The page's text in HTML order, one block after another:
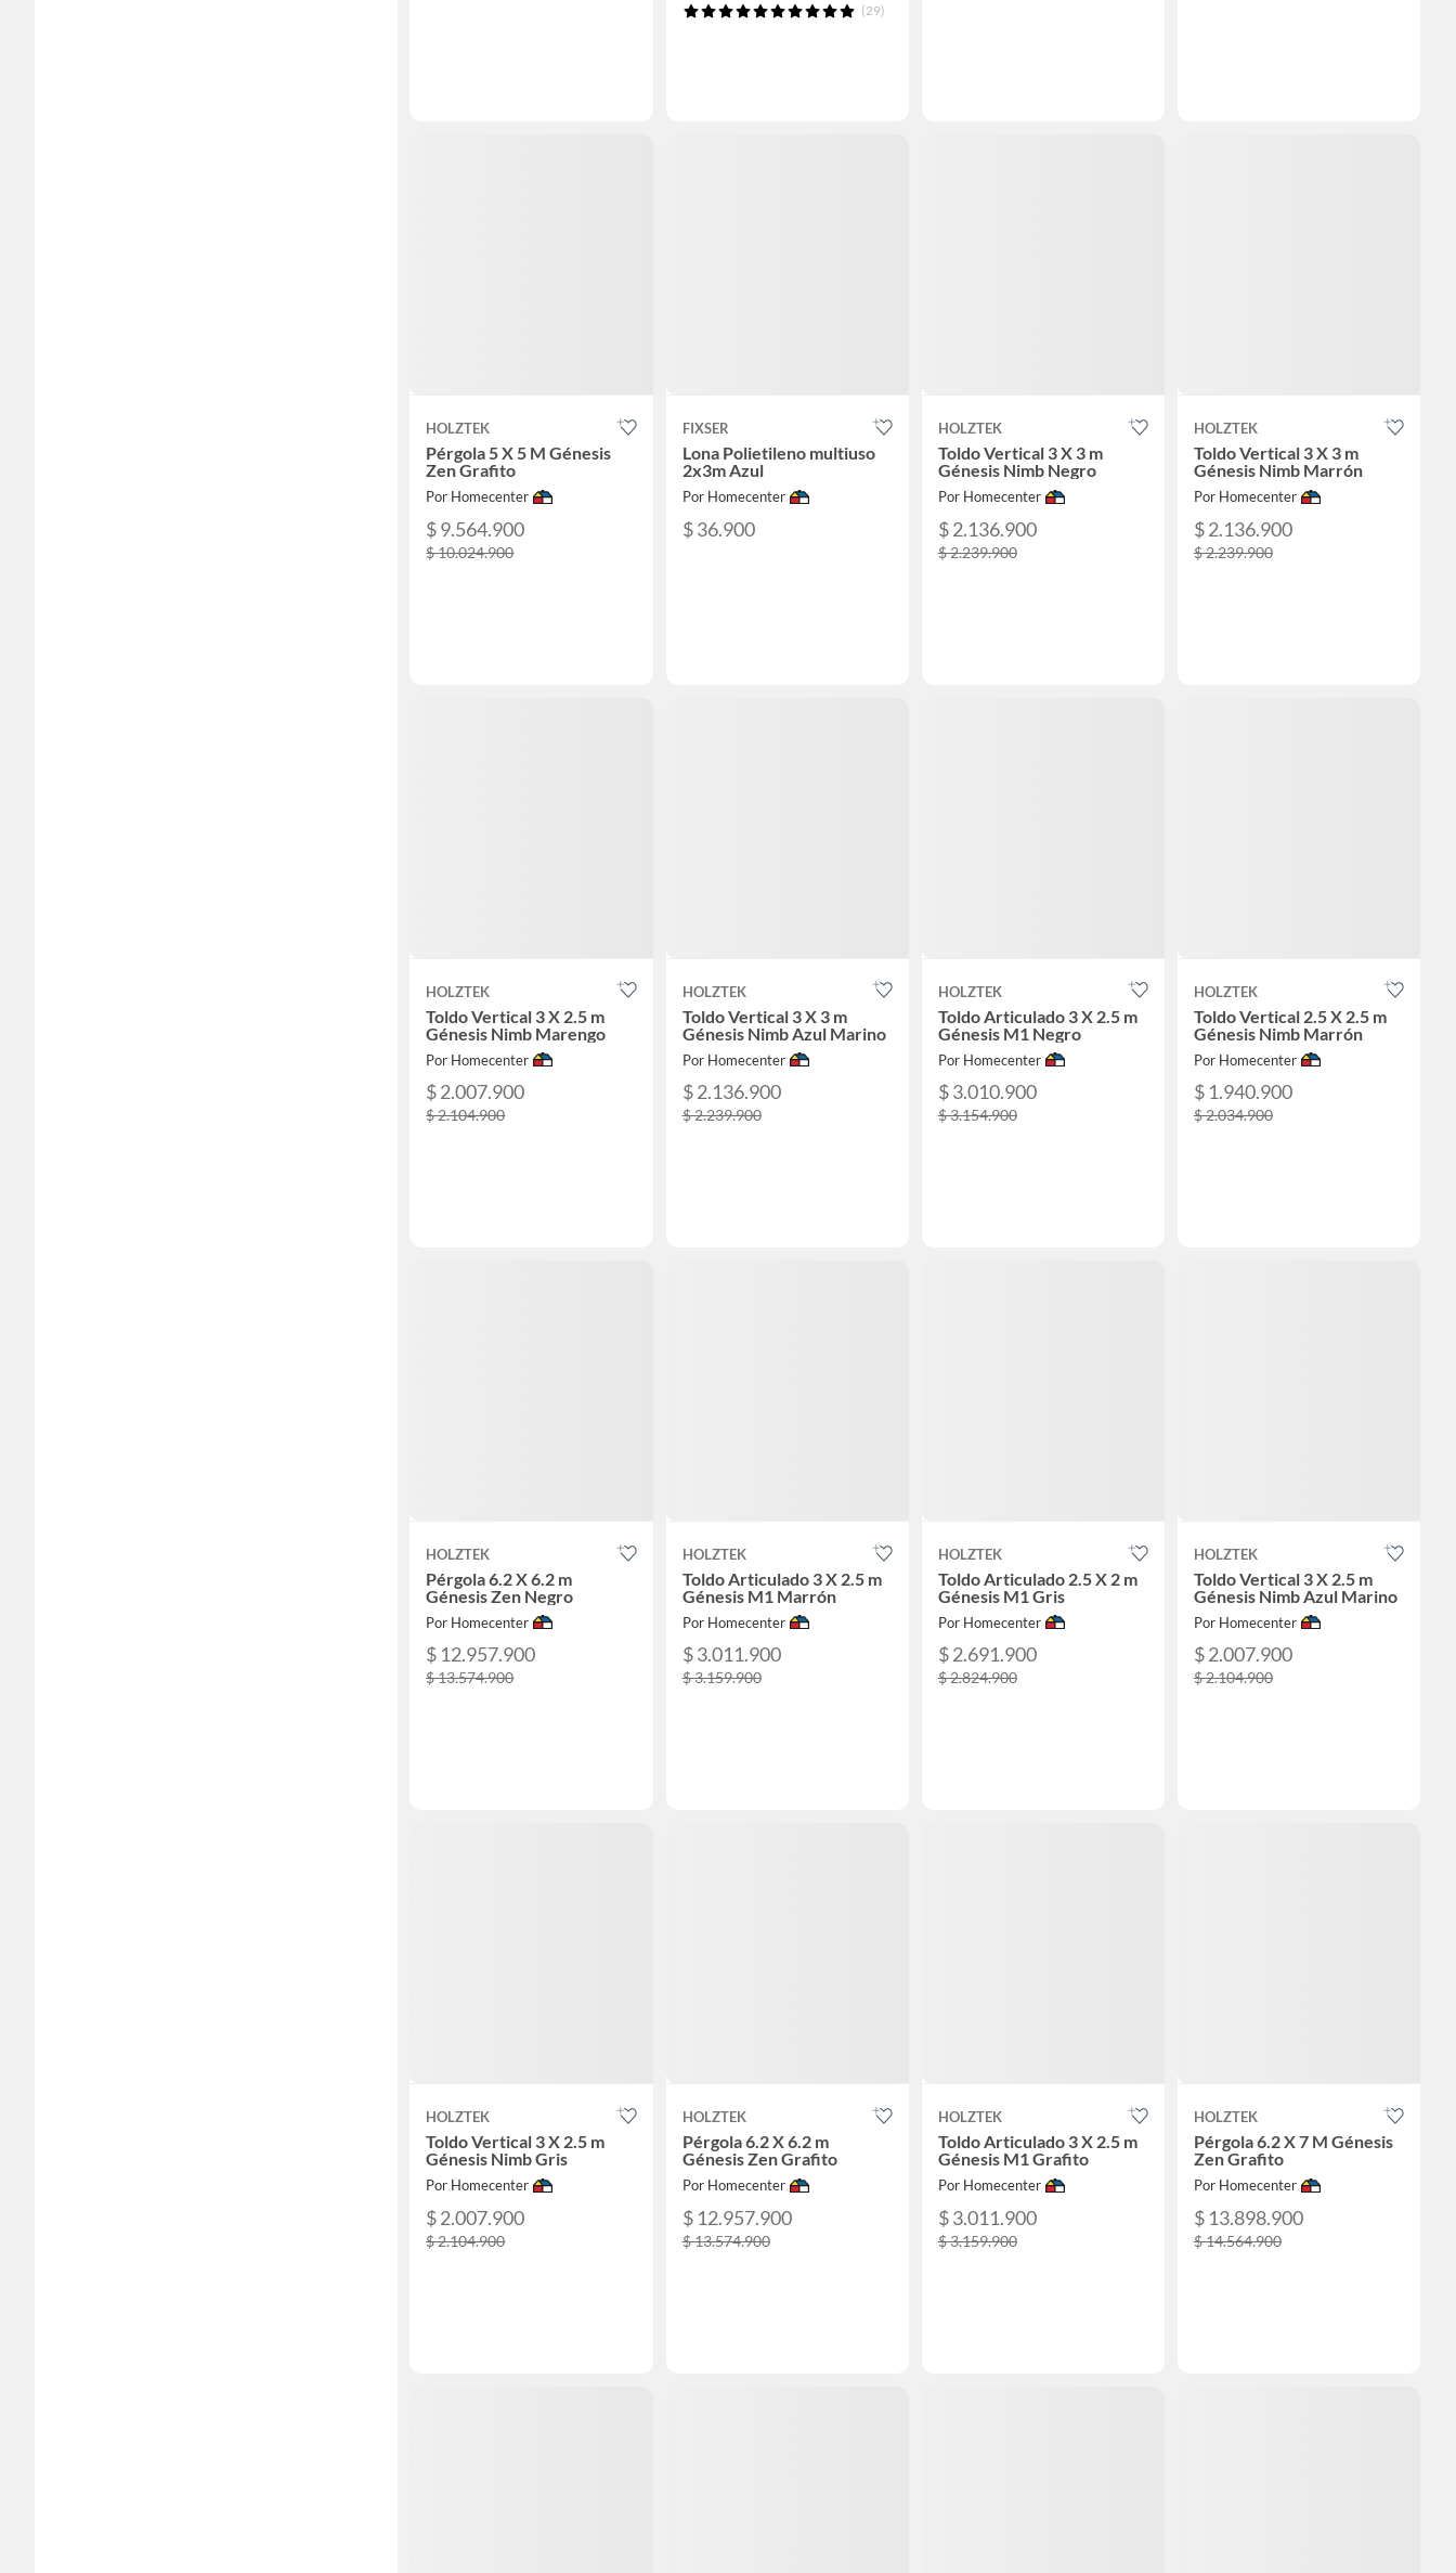
(29)
HOLZTEK
Pérgola 5 X 5 M Génesis
Zen Grafito
Por Homecenter
$ 9.564.900
$ 10.024.900
FIXSER
Lona Polietileno multiuso
2x3m Azul
Por Homecenter
$ 36.900
HOLZTEK
Toldo Vertical 3 X 3 m
Génesis Nimb Negro
Por Homecenter
$ 2.136.900
$ 2.239.900
HOLZTEK
Toldo Vertical 3 X 3 m
Génesis Nimb Marrón
Por Homecenter
$ 2.136.900
$ 2.239.900
HOLZTEK
Toldo Vertical 3 X 2.5 m
Génesis Nimb Marengo
Por Homecenter
$ 2.007.900
$ 2.104.900
HOLZTEK
Toldo Vertical 3 X 3 m
Génesis Nimb Azul Marino
Por Homecenter
$ 2.136.900
$ 2.239.900
HOLZTEK
Toldo Articulado 3 X 2.5 m
Génesis M1 Negro
Por Homecenter
$ 3.010.900
$ 3.154.900
HOLZTEK
Toldo Vertical 2.5 X 2.5 m
Génesis Nimb Marrón
Por Homecenter
$ 1.940.900
$ 2.034.900
HOLZTEK
Pérgola 6.2 X 6.2 m
Génesis Zen Negro
Por Homecenter
$ 12.957.900
$ 13.574.900
HOLZTEK
Toldo Articulado 3 X 2.5 m
Génesis M1 Marrón
Por Homecenter
$ 3.011.900
$ 3.159.900
HOLZTEK
Toldo Articulado 2.5 X 2 m
Génesis M1 Gris
Por Homecenter
$ 2.691.900
$ 2.824.900
HOLZTEK
Toldo Vertical 3 X 2.5 m
Génesis Nimb Azul Marino
Por Homecenter
$ 2.007.900
$ 2.104.900
HOLZTEK
Toldo Vertical 3 X 2.5 m
Génesis Nimb Gris
Por Homecenter
$ 2.007.900
$ 2.104.900
HOLZTEK
Pérgola 6.2 X 6.2 m
Génesis Zen Grafito
Por Homecenter
$ 12.957.900
$ 13.574.900
HOLZTEK
Toldo Articulado 3 X 2.5 m
Génesis M1 Grafito
Por Homecenter
$ 3.011.900
$ 3.159.900
HOLZTEK
Pérgola 6.2 X 7 M Génesis
Zen Grafito
Por Homecenter
$ 13.898.900
$ 14.564.900